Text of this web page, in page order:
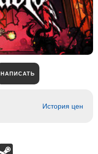
НАПИСАТЬ
История цен